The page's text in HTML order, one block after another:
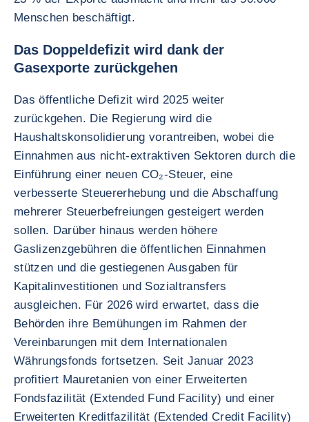
Menschen beschäftigt.
Das Doppeldefizit wird dank der
Gasexporte zurückgehen
Das öffentliche Defizit wird 2025 weiter
zurückgehen. Die Regierung wird die
Haushaltskonsolidierung vorantreiben, wobei die
Einnahmen aus nicht-extraktiven Sektoren durch die
Einführung einer neuen CO₂-Steuer, eine
verbesserte Steuererhebung und die Abschaffung
mehrerer Steuerbefreiungen gesteigert werden
sollen. Darüber hinaus werden höhere
Gaslizenzgebühren die öffentlichen Einnahmen
stützen und die gestiegenen Ausgaben für
Kapitalinvestitionen und Sozialtransfers
ausgleichen. Für 2026 wird erwartet, dass die
Behörden ihre Bemühungen im Rahmen der
Vereinbarungen mit dem Internationalen
Währungsfonds fortsetzen. Seit Januar 2023
profitiert Mauretanien von einer Erweiterten
Fondsfazilität (Extended Fund Facility) und einer
Erweiterten Kreditfazilität (Extended Credit Facility)